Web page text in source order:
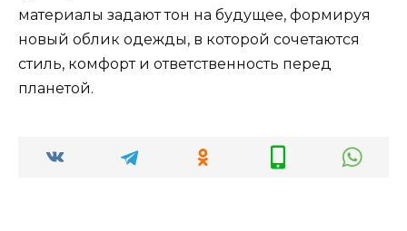
материалы задают тон на будущее, формируя
новый облик одежды, в которой сочетаются
стиль, комфорт и ответственность перед
планетой.